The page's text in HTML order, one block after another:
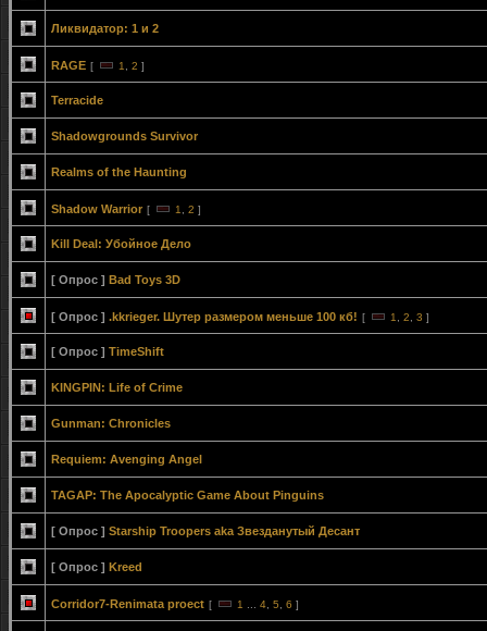
Ликвидатор: 1 и 2
RAGE [ 1 2 ]
Terracide
Shadowgrounds Survivor
Realms of the Haunting
Shadow Warrior [ 1 2 ]
Kill Deal: Убойное Дело
[ Опрос ] Bad Toys 3D
[ Опрос ] .kkrieger. Шутер размером меньше 100 кб! [ 1 2 3 ]
[ Опрос ] ТimeShift
KINGPIN: Life of Crime
Gunman: Chronicles
Requiem: Avenging Angel
TAGAP: The Apocalyptic Game About Pinguins
[ Опрос ] Starship Troopers aka Звезданутый Десант
[ Опрос ] Kreed
Corridor7-Renimata proect [ 1 4 5 6 ]